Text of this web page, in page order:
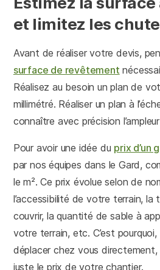
et limitez les
Avant de réaliser votre devis,
surface de revêtement
Réalisez au besoin un plan de
millimétré. Réaliser un plan à
connaître avec précision
Pour avoir une idée du prix d’un
par nos équipes dans le Gard,
le m². Ce prix évolue selon de
l’accessibilité de votre terrain, la
couvrir, la quantité de sable à
votre terrain, etc. C’est
déplacer chez vous directement,
juste le prix de votre chantier.